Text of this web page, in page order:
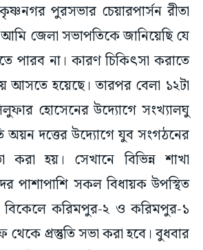
পুরসভার চেয়ারপার্সন রীতা
জেলা সভাপতিকে জানিয়েছি যে
পারব না। কারণ চিকিৎসা করাতে
হয়েছে। তারপর বেলা ১২টা
হোসেনের উদ্যোগে সংখ্যালঘু
অয়ন দত্তের উদ্যোগে যুব সংগঠনের
হয়। সেখানে বিভিন্ন শাখা
পাশাপাশি সকল বিধায়ক উপস্থিত
বিকেলে করিমপুর-২ ও করিমপুর-১
থেকে প্রস্তুতি সভা করা হবে। বুধবার